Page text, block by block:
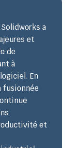
a
et
de
à
En
fusionnée
et